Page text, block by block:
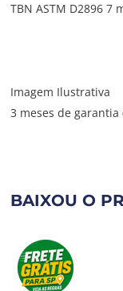
TBN ASTM D2896 7
Imagem Ilustrativa
3 meses de garantia
BAIXOU O